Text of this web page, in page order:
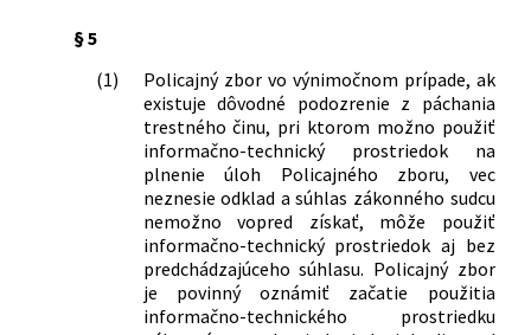
§ 5
(1)
Policajný zbor vo výnimočnom prípade, ak
existuje dôvodné podozrenie z páchania
trestného činu, pri ktorom možno použiť
informačno-technický prostriedok na
plnenie úloh Policajného zboru, vec
neznesie odklad a súhlas zákonného sudcu
nemožno vopred získať, môže použiť
informačno-technický prostriedok aj bez
predchádzajúceho súhlasu. Policajný zbor
je povinný oznámiť začatie použitia
informačno-technického prostriedku